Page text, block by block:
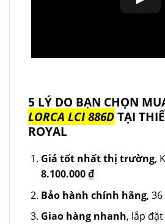
5 LÝ DO BẠN CHỌN
LORCA LCI 886DTẠI
ROYAL
Giá tốt nhất thị trường,
8.100.000₫
Bảo hành chính hãng,
Giao hàng nhanh, lắp